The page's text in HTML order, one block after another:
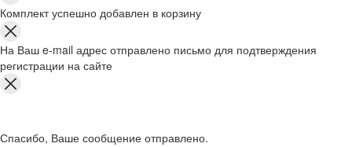
Комплект успешно добавлен в корзину
На Ваш e-mail адрес отправлено письмо для подтверждения
регистрации на сайте
Спасибо, Ваше сообщение отправлено.